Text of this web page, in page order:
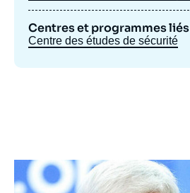
Centres et programmes liés
Centre des études de sécurité
Image